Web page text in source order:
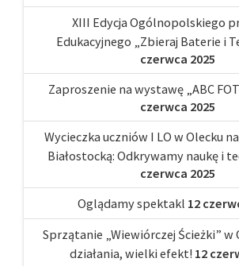
XIII Edycja Ogólnopolskiego
Edukacyjnego „Zbieraj Baterie i
czerwca 2025
Zaproszenie na wystawę „ABC
czerwca 2025
Wycieczka uczniów I LO w Olecku
Białostocką: Odkrywamy naukę i
czerwca 2025
Oglądamy spektakl 12
Sprzątanie „Wiewiórczej Ścieżki” w
działania, wielki efekt! 12